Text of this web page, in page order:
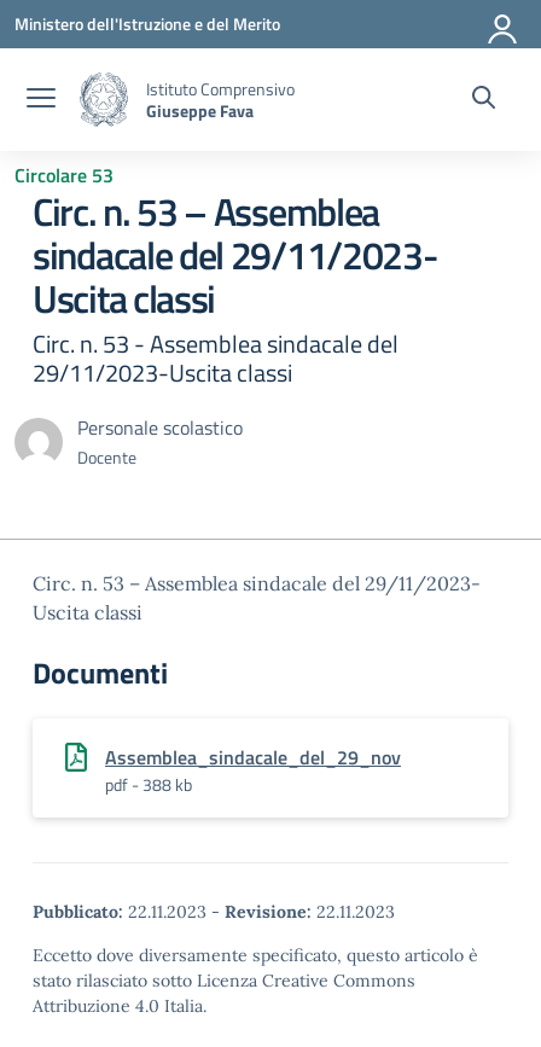
Vai ai contenuti
Vai al menu di navigazione
Vai al footer
Ministero dell'Istruzione e del Merito
Istituto Comprensivo
Giuseppe Fava
Circolare 53
Circ. n. 53 – Assemblea
sindacale del 29/11/2023-
Uscita classi
Circ. n. 53 - Assemblea sindacale del
29/11/2023-Uscita classi
Personale scolastico
Docente
Circ. n. 53 – Assemblea sindacale del 29/11/2023-
Uscita classi
Documenti
Assemblea_sindacale_del_29_nov
pdf - 388 kb
Pubblicato: 22.11.2023 - Revisione: 22.11.2023
Eccetto dove diversamente specificato, questo articolo è
stato rilasciato sotto Licenza Creative Commons
Attribuzione 4.0 Italia.